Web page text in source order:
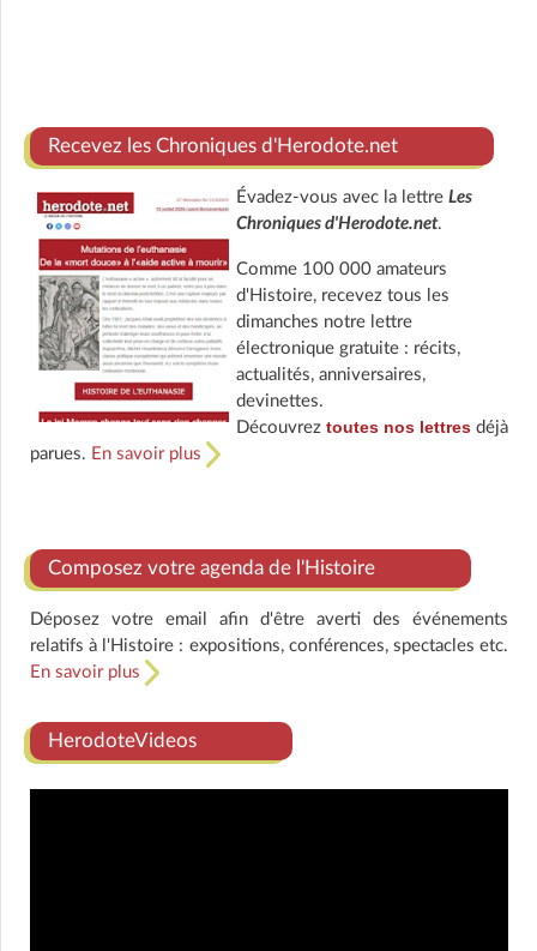
Recevez les Chroniques d'Herodote.net
Évadez-vous avec la lettre Les
Chroniques d'Herodote.net.
Comme 100 000 amateurs
d'Histoire, recevez tous les
dimanches notre lettre
électronique gratuite : récits,
actualités, anniversaires,
devinettes.
Découvrez toutes nos lettresdéjà
parues. En savoir plus
Composez votre agenda de l'Histoire
Déposez votre email afin d'être averti des événements
relatifs à l'Histoire : expositions, conférences, spectacles etc.
En savoir plus
HerodoteVideos